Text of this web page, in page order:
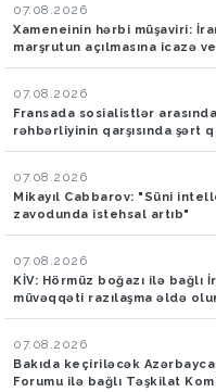
07.08.2026
Xameneinin hərbi müşaviri:
marşrutun açılmasına icazə
07.08.2026
Fransada sosialistlər
rəhbərliyinin qarşısında şərt
07.08.2026
Mikayıl Cabbarov: "Süni
zavodunda istehsal artıb"
07.08.2026
KİV: Hörmüz boğazı ilə bağlı
müvəqqəti razılaşma əldə
07.08.2026
Bakıda keçiriləcək
Forumu ilə bağlı Təşkilat